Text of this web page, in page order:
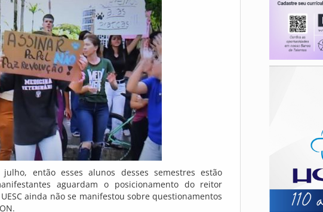
então esses alunos desses semestres estão
aguardam o posicionamento do reitor
ainda não se manifestou sobre questionamentos